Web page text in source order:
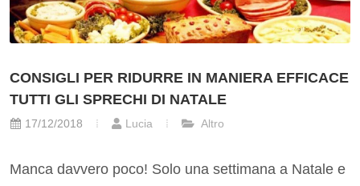
CONSIGLI PER RIDURRE IN MANIERA EFFICACE
TUTTI GLI SPRECHI DI NATALE
17/12/2018 Lucia Altro
Manca davvero poco! Solo una settimana a Natale e